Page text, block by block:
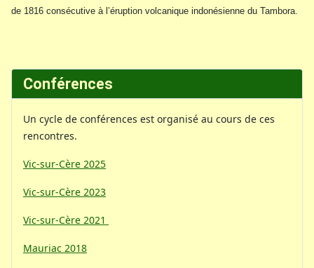
de 1816 consécutive à l’éruption volcanique indonésienne du Tambora.
Conférences
Un cycle de conférences est organisé au cours de ces
rencontres.
Vic-sur-Cère 2025
Vic-sur-Cère 2023
Vic-sur-Cère 2021
Mauriac 2018